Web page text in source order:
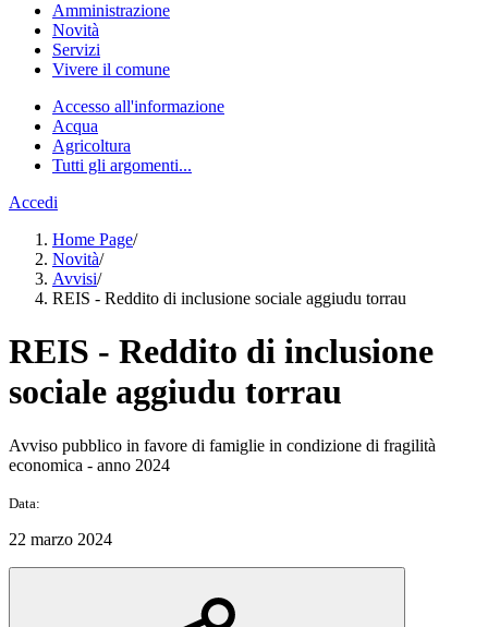
Amministrazione
Novità
Servizi
Vivere il comune
Accesso all'informazione
Acqua
Agricoltura
Tutti gli argomenti...
Accedi
Home Page/
Novità/
Avvisi/
REIS - Reddito di inclusione sociale aggiudu torrau
REIS - Reddito di inclusione
sociale aggiudu torrau
Avviso pubblico in favore di famiglie in condizione di fragilità
economica - anno 2024
Data:
22 marzo 2024